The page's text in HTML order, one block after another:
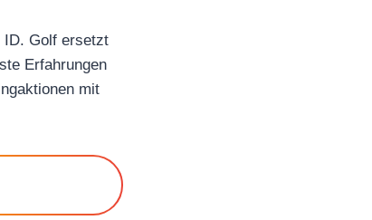
ID. Golf ersetzt
Erfahrungen
mit